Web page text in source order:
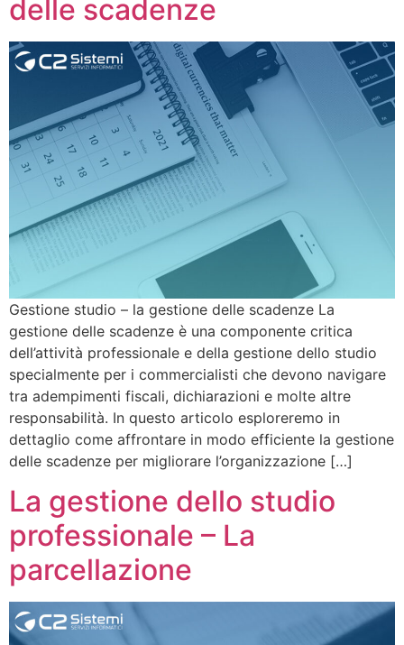
delle scadenze
Gestione studio – la gestione delle scadenze La
gestione delle scadenze è una componente critica
dell’attività professionale e della gestione dello studio
specialmente per i commercialisti che devono navigare
tra adempimenti fiscali, dichiarazioni e molte altre
responsabilità. In questo articolo esploreremo in
dettaglio come affrontare in modo efficiente la gestione
delle scadenze per migliorare l’organizzazione […]
La gestione dello studio
professionale – La
parcellazione